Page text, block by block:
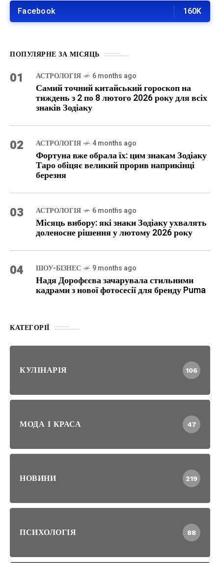
Facebook 160K
ПОПУЛЯРНЕ ЗА МІСЯЦЬ
01 АСТРОЛОГІЯ 6 months ago
Самий точний китайський гороскоп на
тиждень з 2 по 8 лютого 2026 року для всіх
знаків Зодіаку
02 АСТРОЛОГІЯ 4 months ago
Фортуна вже обрала їх: цим знакам Зодіаку
Таро обіцяє великий прорив наприкінці
березня
03 АСТРОЛОГІЯ 6 months ago
Місяць вибору: які знаки Зодіаку ухвалять
доленосне рішення у лютому 2026 року
04 ШОУ-БІЗНЕС 9 months ago
Надя Дорофєєва зачарувала стильними
кадрами з нової фотосесії для бренду Puma
КАТЕГОРІЇ
КУЛІНАРІЯ 106
МОДА І КРАСА 47
НОВИНИ 219
ПСИХОЛОГІЯ 88